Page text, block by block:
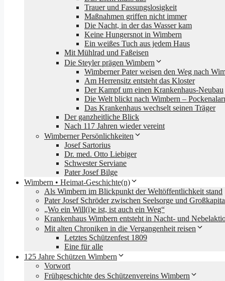
Trauer und Fassungslosigkeit
Maßnahmen griffen nicht immer
Die Nacht, in der das Wasser kam
Keine Hungersnot in Wimbern
Ein weißes Tuch aus jedem Haus
Mit Mühlrad und Faßeisen
Die Steyler prägen Wimbern
Wimberner Pater weisen den Weg nach
Am Herrensitz entsteht das Kloster
Der Kampf um einen Krankenhaus-Neubau
Die Welt blickt nach Wimbern –
Das Krankenhaus wechselt seinen Träger
Der ganzheitliche Blick
Nach 117 Jahren wieder vereint
Wimberner Persönlichkeiten
Josef Sartorius
Dr. med. Otto Liebiger
Schwester Serviane
Pater Josef Bilge
Wimbern • Heimat-Geschichte(n)
Als Wimbern im Blickpunkt der Weltöffentlichkeit stand
Pater Josef Schröder zwischen Seelsorge und
„Wo ein Will(i)e ist, ist auch ein Weg“
Krankenhaus Wimbern entsteht in Nacht- und
Mit alten Chroniken in die Vergangenheit reisen
Letztes Schützenfest 1809
Eine für alle
125 Jahre Schützen Wimbern
Vorwort
Frühgeschichte des Schützenvereins Wimbern